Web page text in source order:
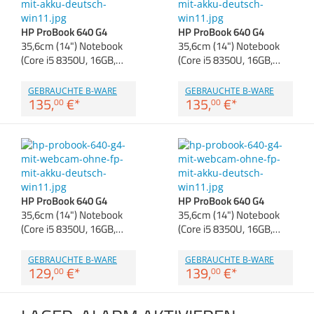
Zubehör
Anmelden | Registrieren
Merkzettel
HP ProBook 640 G4
35,6cm (14") Notebook
(Core i5 8350U, 16GB,…
GEBRAUCHTE B-WARE
135,00 €*
HP ProBook 640 G4
35,6cm (14") Notebook
(Core i5 8350U, 16GB,…
GEBRAUCHTE B-WARE
135,00 €*
HP ProBook 640 G4
35,6cm (14") Notebook
(Core i5 8350U, 16GB,…
GEBRAUCHTE B-WARE
129,00 €*
HP ProBook 640 G4
35,6cm (14") Notebook
(Core i5 8350U, 16GB,…
GEBRAUCHTE B-WARE
139,00 €*